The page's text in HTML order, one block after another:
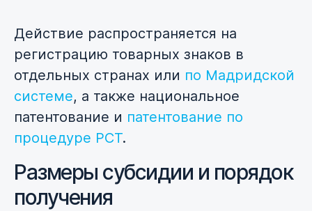
Действие распространяется на
регистрацию товарных знаков в
отдельных странах или по Мадридской
системе, а также национальное
патентование и патентование по
процедуре РСТ.
Размеры субсидии и порядок
получения